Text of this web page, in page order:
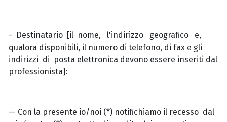
- Destinatario [il nome, l'indirizzo geografico e,
qualora disponibili, il numero di telefono, di fax e gli
indirizzi di posta elettronica devono essere inseriti dal
professionista]:
— Con la presente io/noi (*) notifichiamo il recesso dal